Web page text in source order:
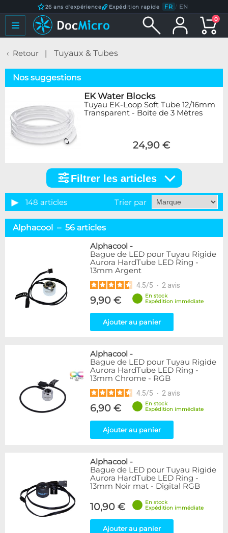
26 ans d'expérience Expédition rapide FR / EN
0
Retour Tuyaux & Tubes
Nos suggestions
EK Water Blocks
Tuyau EK-Loop Soft Tube 12/16mm
Transparent - Boite de 3 Mètres
24,90 €
articles
Catégorie
Tuyaux souples
37
Accessoires pour tuyaux
59
Marque
Alphacool
56
DocMicro
27
17
2
15
3
Mayhems
12
Monsoon
3
Tygon
XSPC
7
9
15
Plexi
5
Rouge
Transparent
40
Vert
Filtrer les articles
148 articles Trier par
Alphacool – 56 articles
Alphacool -
Bague de LED pour Tuyau Rigide
Aurora HardTube LED Ring -
13mm Argent
4.5/5 - 2 avis
9,90 €
En stock
Expédition immédiate
Ajouter au panier
Alphacool -
Bague de LED pour Tuyau Rigide
Aurora HardTube LED Ring -
13mm Chrome - RGB
4.5/5 - 2 avis
6,90 €
En stock
Expédition immédiate
Ajouter au panier
Alphacool -
Bague de LED pour Tuyau Rigide
Aurora HardTube LED Ring -
13mm Noir mat - Digital RGB
10,90 €
En stock
Expédition immédiate
Ajouter au panier